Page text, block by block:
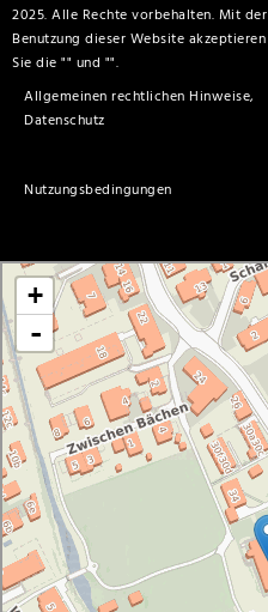
2025. Alle Rechte vorbehalten. Mit der
Benutzung dieser Website akzeptieren
Sie die "
Allgemeinen rechtlichen Hinweise,
Datenschutz
" und "
Nutzungsbedingungen
".